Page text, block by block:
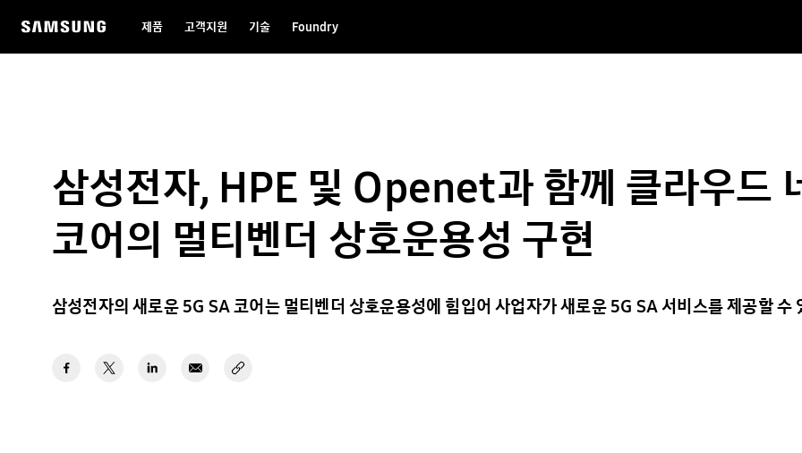
제품 고객지원 기술 Foundry
삼성전자, HPE 및 Openet과 함께 클라우드
코어의 멀티벤더 상호운용성 구현
삼성전자의 새로운 5G SA 코어는 멀티벤더 상호운용성에 힘입어 사업자가 새로운 5G SA 서비스를 제공할